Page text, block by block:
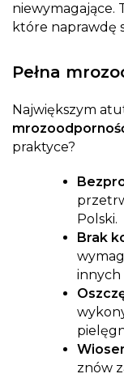
niewymagające.
które naprawdę
Pełna
Największym
praktyce?
Polski.
Brak
innych
znów